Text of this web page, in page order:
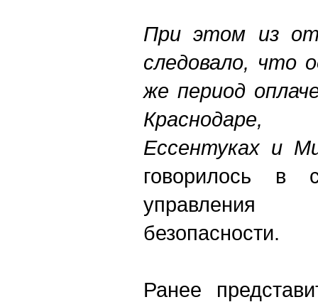
При этом из
следовало, что
же период
Краснодаре,
Ессентуках и
говорилось в
управления
безопасности.
Ранее